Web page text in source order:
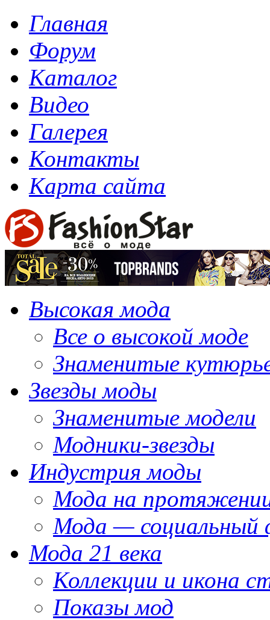
Главная
Форум
Каталог
Видео
Галерея
Контакты
Карта сайта
Высокая мода
Все о высокой моде
Знаменитые
Звезды моды
Знаменитые модели
Модники-звезды
Индустрия моды
Мода на
Мода — социальный
Мода 21 века
Коллекции и икона
Показы мод